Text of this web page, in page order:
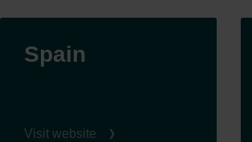
Spain
Visit website